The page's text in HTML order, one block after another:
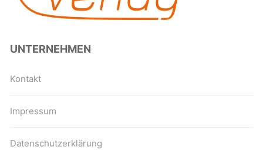
UNTERNEHMEN
Kontakt
Impressum
Datenschutzerklärung